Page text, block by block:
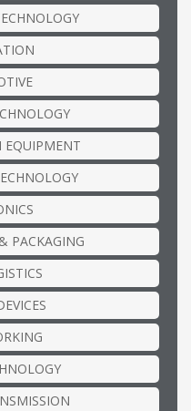
EQUIPMENT
PACKAGING